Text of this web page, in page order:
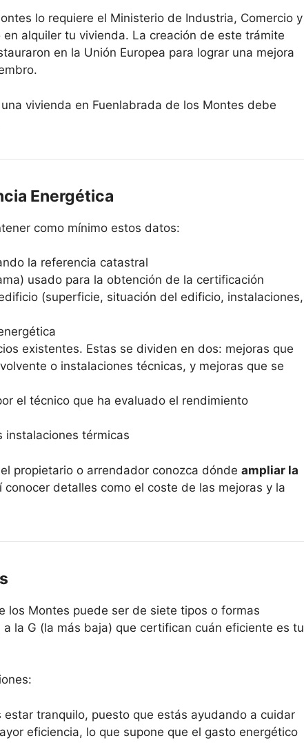
lo requiere el Ministerio de Industria, Comercio y
alquiler tu vivienda. La creación de este trámite
en la Unión Europea para lograr una mejora
vivienda en Fuenlabrada de los Montes debe
Energética
como mínimo estos datos:
la referencia catastral
usado para la obtención de la certificación
(superficie, situación del edificio, instalaciones,
existentes. Estas se dividen en dos: mejoras que
o instalaciones técnicas, y mejoras que se
el técnico que ha evaluado el rendimiento
instalaciones térmicas
propietario o arrendador conozca dónde ampliar la
conocer detalles como el coste de las mejoras y la
los Montes puede ser de siete tipos o formas
la G (la más baja) que certifican cuán eficiente es tu
tranquilo, puesto que estás ayudando a cuidar
eficiencia, lo que supone que el gasto energético